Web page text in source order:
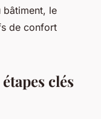
bâtiment, le
de confort
clés